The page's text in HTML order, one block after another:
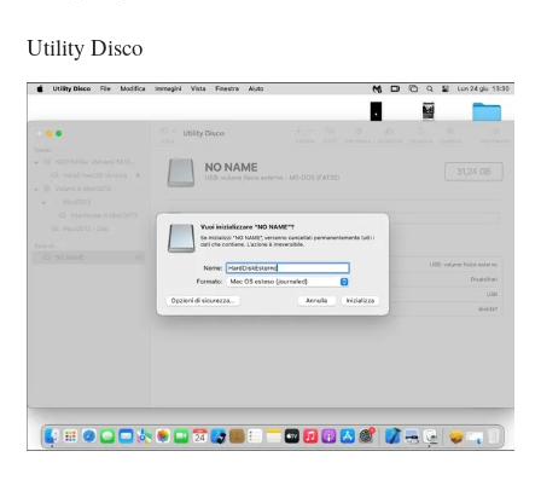
Utility Disco